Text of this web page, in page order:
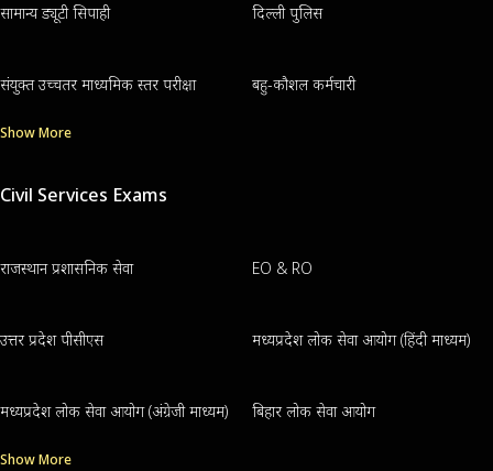
सामान्य ड्यूटी सिपाही दिल्ली पुलिस
संयुक्त उच्चतर माध्यमिक स्तर परीक्षा बहु-कौशल कर्मचारी
Show More
Civil Services Exams
राजस्थान प्रशासनिक सेवा EO & RO
उत्तर प्रदेश पीसीएस मध्यप्रदेश लोक सेवा आयोग (हिंदी माध्यम)
मध्यप्रदेश लोक सेवा आयोग (अंग्रेजी माध्यम) बिहार लोक सेवा आयोग
Show More